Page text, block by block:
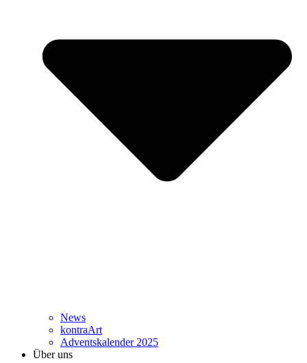
News
kontraArt
Adventskalender 2025
Über uns